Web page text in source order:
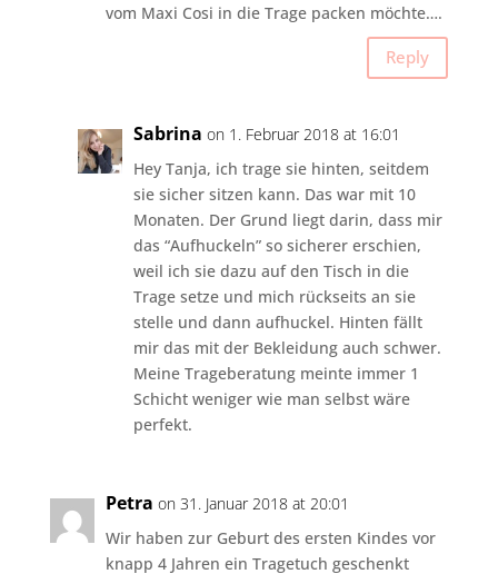
vom Maxi Cosi in die Trage packen möchte….
Reply
Sabrina on 1. Februar 2018 at 16:01
Hey Tanja, ich trage sie hinten, seitdem
sie sicher sitzen kann. Das war mit 10
Monaten. Der Grund liegt darin, dass mir
das “Aufhuckeln” so sicherer erschien,
weil ich sie dazu auf den Tisch in die
Trage setze und mich rückseits an sie
stelle und dann aufhuckel. Hinten fällt
mir das mit der Bekleidung auch schwer.
Meine Trageberatung meinte immer 1
Schicht weniger wie man selbst wäre
perfekt.
Petra on 31. Januar 2018 at 20:01
Wir haben zur Geburt des ersten Kindes vor
knapp 4 Jahren ein Tragetuch geschenkt